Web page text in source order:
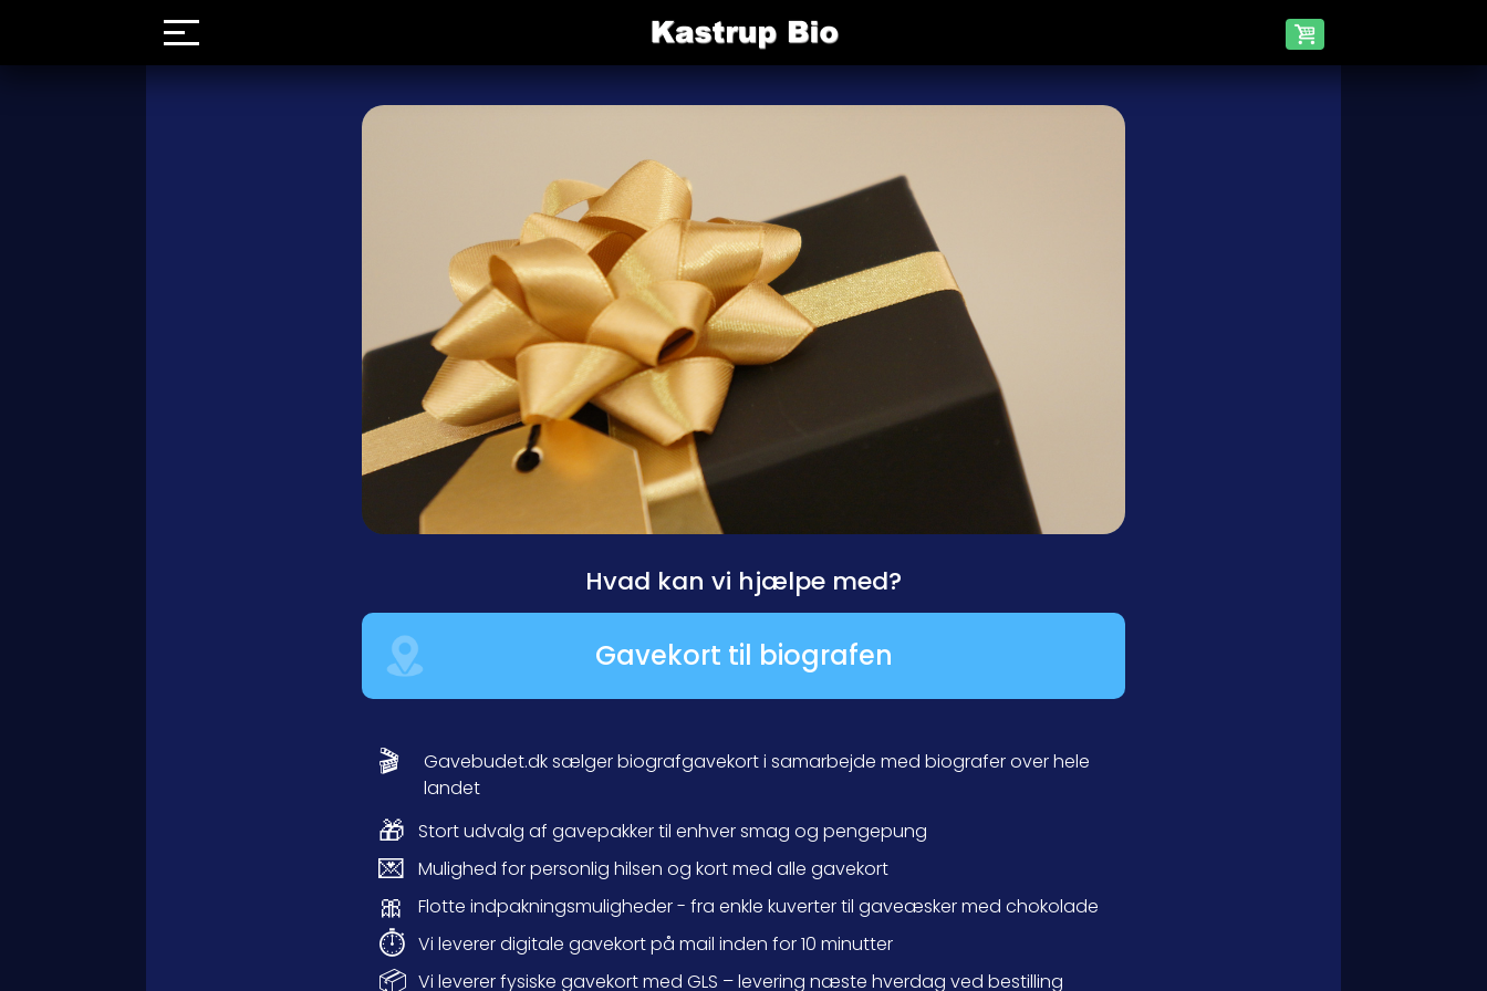
Hvad kan vi hjælpe med?
Gavekort til biografen
🎬
Gavebudet.dk sælger biografgavekort i samarbejde med biografer over hele
landet
🎁 Stort udvalg af gavepakker til enhver smag og pengepung
💌 Mulighed for personlig hilsen og kort med alle gavekort
🎀 Flotte indpakningsmuligheder - fra enkle kuverter til gaveæsker med chokolade
⏱️ Vi leverer digitale gavekort på mail inden for 10 minutter
📦 Vi leverer fysiske gavekort med GLS – levering næste hverdag ved bestilling